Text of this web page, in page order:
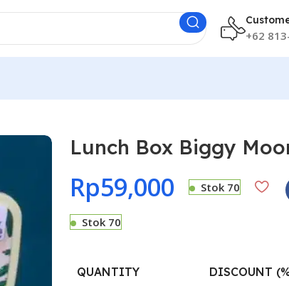
+62
Lunch Box Biggy
Rp59,000 Stok 70
Stok 70
QUANTITY DISCOUNT